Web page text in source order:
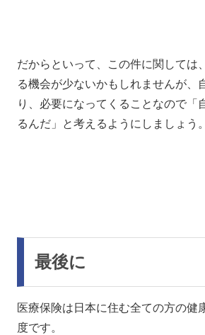
だからといって、この件に関しては
る機会が少ないかもしれませんが、
り、必要になってくることなので「
るんだ」と考えるようにしましょう。
最後に
医療保険は日本に住む全ての方の健
度です。